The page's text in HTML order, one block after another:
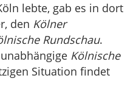
lebte, gab es in dort
den Kölner
Rundschau.
Kölnische
Situation findet